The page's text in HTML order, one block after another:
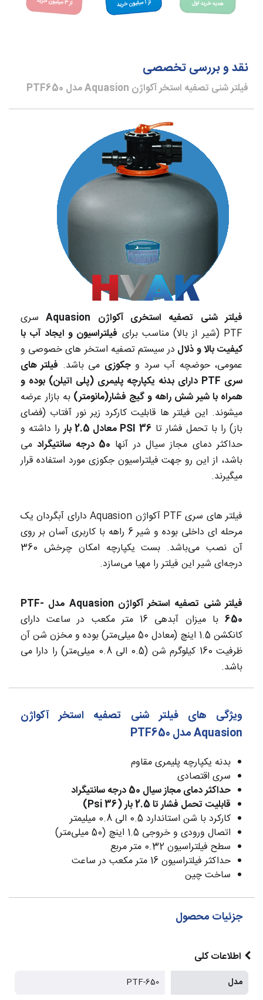
نقد و بررسی تخصصی
فیلتر شنی تصفیه استخر آکواژن Aquasion مدل PTF650
فیلتر شنی تصفیه استخری آکواژن Aquasion
سری
PTF (شیر از بالا) مناسب برای
فیلتراسیون و ایجاد آب با
کیفیت بالا و ذلال در سیستم تصفیه استخر های خصوصی و
عمومی، حوضچه آب سرد وجکوزی می باشد. فیلتر های
سری PTF دارای بدنه یکپارچه پلیمری (پلی اتیلن) بوده و
همراه با شیر شش راهه و گیج فشار(مانومتر) به بازار عرضه
میشوند. این فیلتر ها قابلیت کارکرد زیر نور آفتاب (فضای
باز) را با تحمل فشار تا 36 PSI معادل 2.5 بار
را داشته و
حداکثر دمای مجاز سیال در آنها 50 درجه سانتیگراد
می
باشد، از این رو جهت فیلتراسیون جکوزی مورد استفاده قرار
میگیرند.
فیلتر های سری PTF آکواژن Aquasion دارای آبگردان یک
مرحله ای داخلی بوده و شیر 6 راهه با کاربری آسان بر روی
آن نصب می‌باشد. بست یکپارچه امکان چرخش 360
درجه‌ای شیر این فیلتر را مهیا می‌سازد.
فیلتر شنی تصفیه استخر آکواژن Aquasion مدل PTF-
650
با میزان آبدهی 16 متر مکعب در ساعت دارای
کانکشن 1.5 اینچ (معادل 50 میلی‌متر) بوده و مخزن شن آن
ظرفیت 160 کیلوگرم شن (0.5 الی 0.8 میلی‌متر) را دارا می
باشد.
ویژگی های فیلتر شنی تصفیه استخر آکواژن
Aquasion مدل PTF650
بدنه یکپارچه پلیمری مقاوم
سری اقتصادی
حداکثر دمای مجاز سیال 50 درجه سانتیگراد
قابلیت تحمل فشار تا 2.5 بار (36 Psi)
کارکرد با شن استاندارد 0.5 الی 0.8 میلیمتر
اتصال ورودی و خروجی 1.5 اینچ (50 میلی‌متر)
سطح فیلتراسیون 0.32 متر مربع
حداکثر فیلتراسیون 16 متر مکعب در ساعت
ساخت چین
جزئیات محصول
اطلاعات کلی
مدل PTF-650